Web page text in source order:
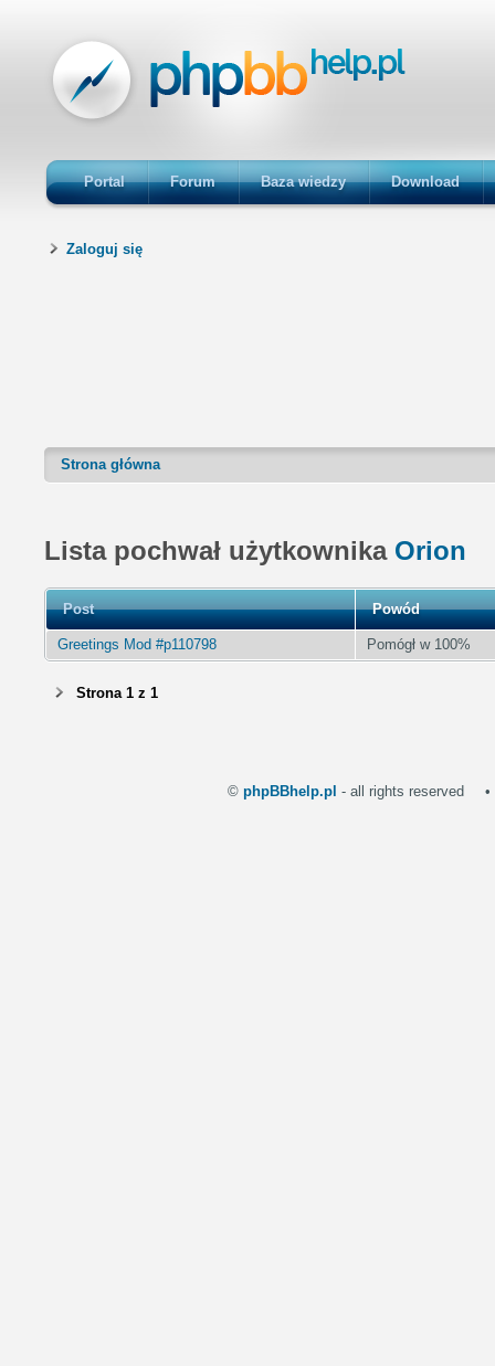
Portal Forum Baza wiedzy Download
Zaloguj się
Strona główna
Lista pochwał użytkownika Orion
Post Powód
Greetings Mod #p110798 Pomógł w 100%
Strona 1 z 1
© phpBBhelp.pl - all rights reserved •